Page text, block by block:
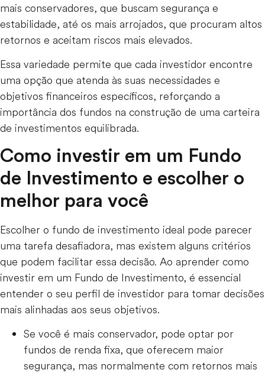
mais conservadores, que buscam segurança e
estabilidade, até os mais arrojados, que procuram altos
retornos e aceitam riscos mais elevados.
Essa variedade permite que cada investidor encontre
uma opção que atenda às suas necessidades e
objetivos financeiros específicos, reforçando a
importância dos fundos na construção de uma carteira
de investimentos equilibrada.
Como investir em um Fundo
de Investimento e escolher o
melhor para você
Escolher o fundo de investimento ideal pode parecer
uma tarefa desafiadora, mas existem alguns critérios
que podem facilitar essa decisão. Ao aprender como
investir em um Fundo de Investimento, é essencial
entender o seu perfil de investidor para tomar decisões
mais alinhadas aos seus objetivos.
Se você é mais conservador, pode optar por
fundos de renda fixa, que oferecem maior
segurança, mas normalmente com retornos mais